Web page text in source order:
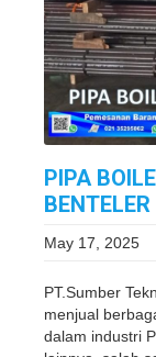
PIPA
May 17, 2025
PT.Sumber
menjual
dalam industri